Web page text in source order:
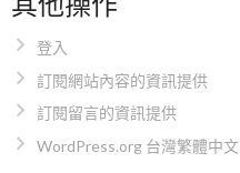
登入
訂閱網站內容的資訊提供
訂閱留言的資訊提供
WordPress.org 台灣繁體中文